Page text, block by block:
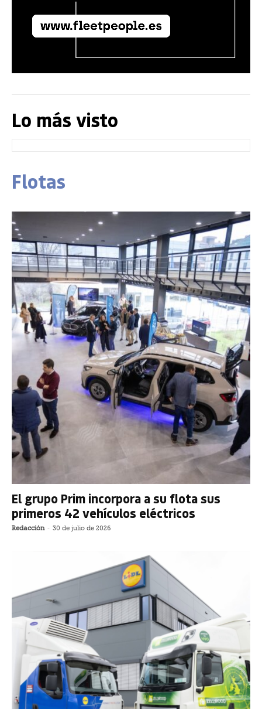
Lo más visto
Flotas
El grupo Prim incorpora a su flota sus
primeros 42 vehículos eléctricos
Redacción - 30 de julio de 2026